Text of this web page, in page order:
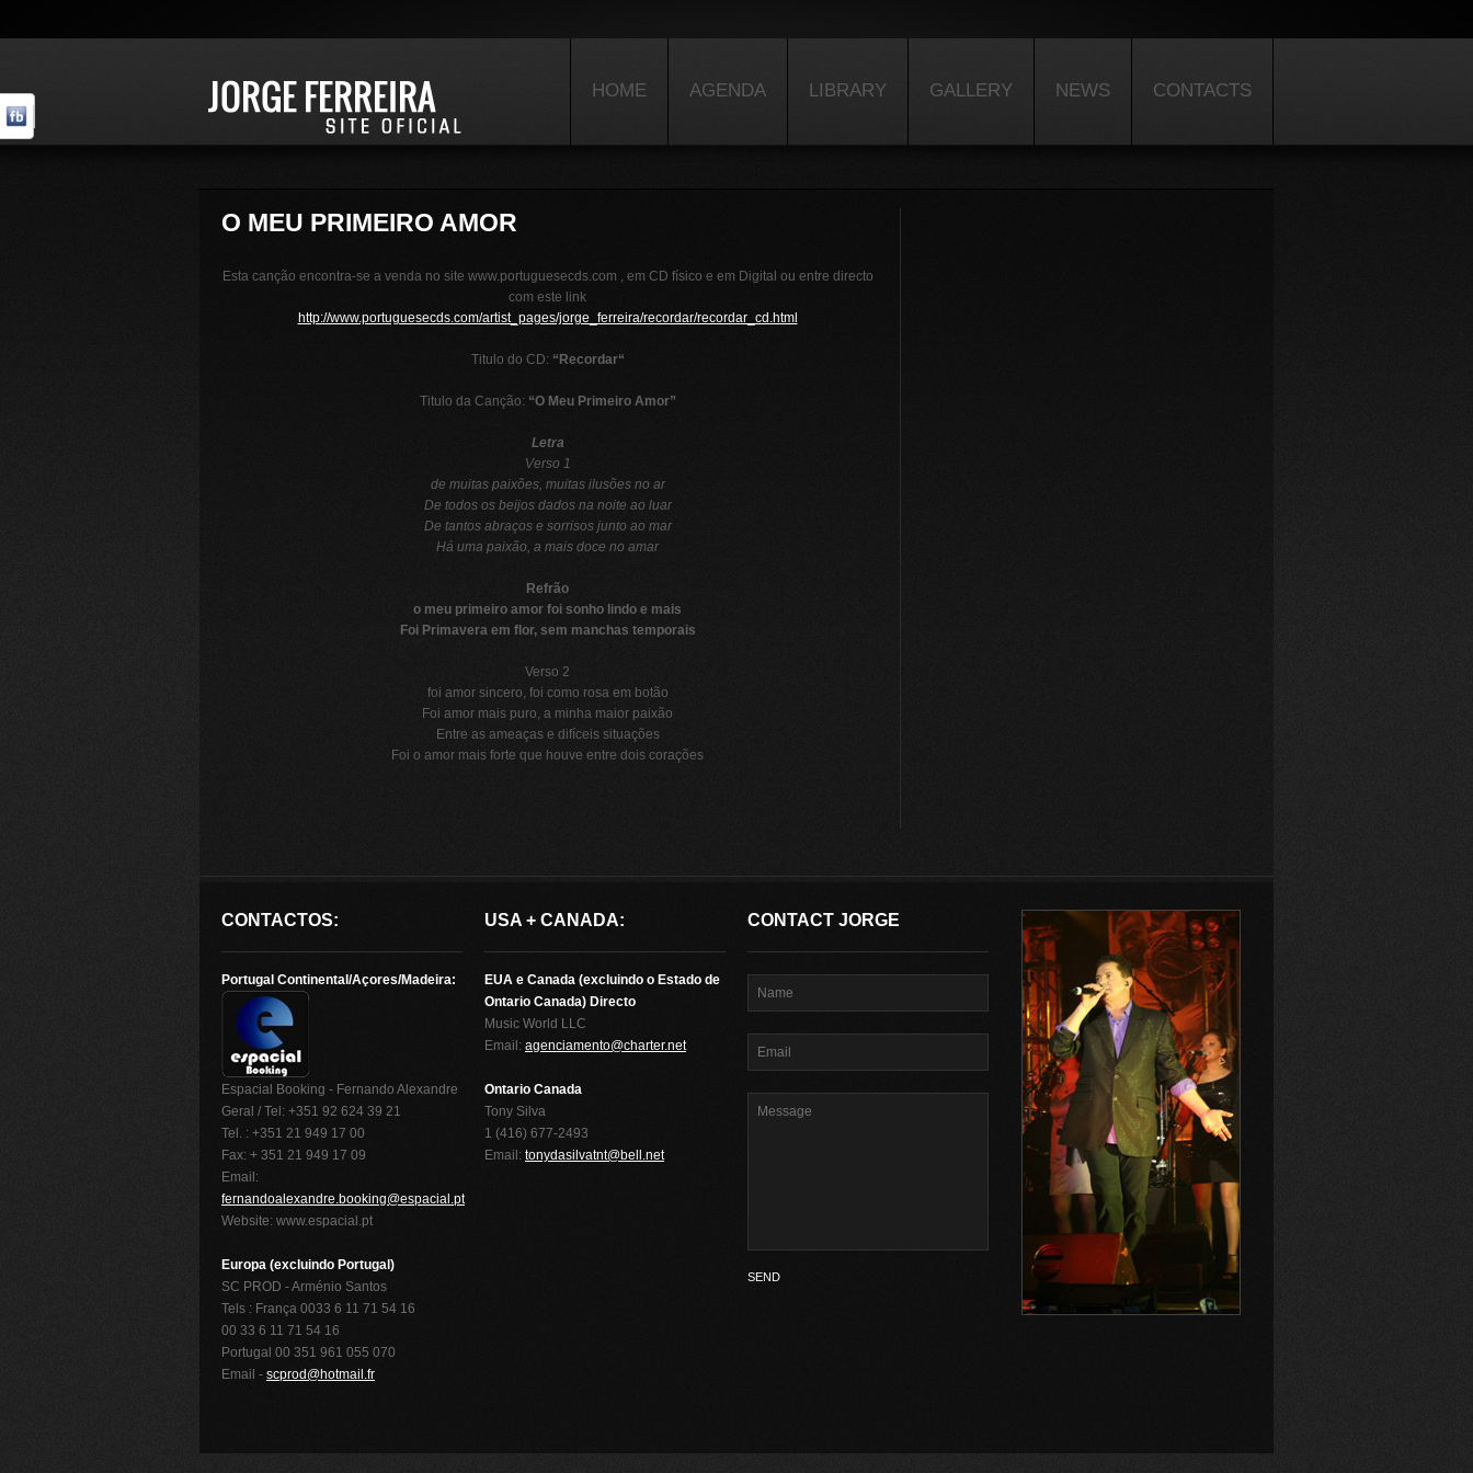
HOME AGENDA LIBRARY GALLERY NEWS CONTACTS
O MEU PRIMEIRO AMOR
Esta canção encontra-se a venda no site www.portuguesecds.com , em CD físico e em Digital ou entre directo
com este link
http://www.portuguesecds.com/artist_pages/jorge_ferreira/recordar/recordar_cd.html
Titulo do CD: “ Recordar“
Titulo da Canção: “O Meu Primeiro Amor”
Letra
Verso 1
de muitas paixões, muitas ilusões no ar
De todos os beijos dados na noite ao luar
De tantos abraços e sorrisos junto ao mar
Há uma paixão, a mais doce no amar
Refrão
o meu primeiro amor foi sonho lindo e mais
Foi Primavera em flor, sem manchas temporais
Verso 2
foi amor sincero, foi como rosa em botão
Foi amor mais puro, a minha maior paixão
Entre as ameaças e difíceis situações
Foi o amor mais forte que houve entre dois corações
CONTACTOS:
Portugal Continental/Açores/Madeira:
Espacial Booking - Fernando Alexandre
Geral / Tel: +351 92 624 39 21
Tel. : +351 21 949 17 00
Fax: + 351 21 949 17 09
Email:
fernandoalexandre.booking@espacial.pt
Website: www.espacial.pt
Europa (excluindo Portugal)
SC PROD - Arménio Santos
Tels : França 0033 6 11 71 54 16
00 33 6 11 71 54 16
Portugal 00 351 961 055 070
Email - scprod@hotmail.fr
USA + CANADA:
EUA e Canada (excluindo o Estado de
Ontario Canada) Directo
Music World LLC
Email: agenciamento@charter.net
Ontario Canada
Tony Silva
1 (416) 677-2493
Email: tonydasilvatnt@bell.net
CONTACT JORGE